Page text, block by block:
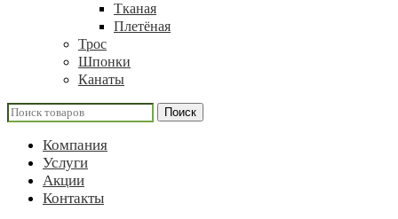
Тканая
Плетёная
Трос
Шпонки
Канаты
Поиск
Компания
Услуги
Акции
Контакты